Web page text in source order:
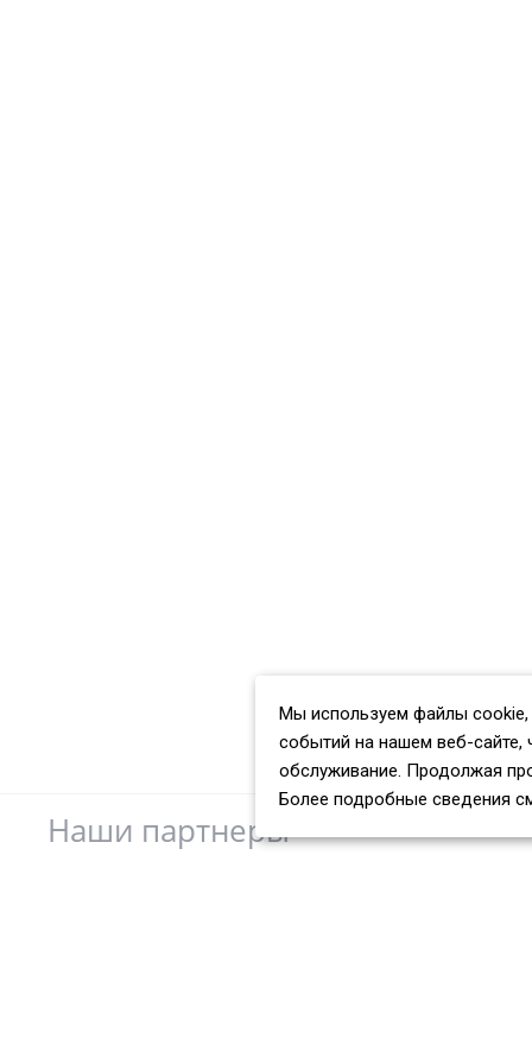
Наши партнеры
Мы используем файлы cookie,
событий на нашем веб-сайте,
обслуживание. Продолжая
Более подробные сведения